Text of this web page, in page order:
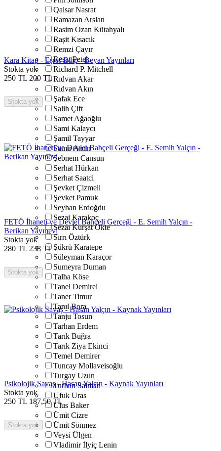
Qaisar Nasrat
Ramazan Arslan
Rasim Ozan Kütahyalı
Raşit Kısacık
Remzi Çayır
Reşat Petek
Richard P. Mitchell
Rıdvan Akar
Rıdvan Akın
Şafak Ece
Salih Çift
Samet Ağaoğlu
Sami Kalaycı
Şamil Tayyar
Samir Amin
Şebnem Cansun
Serhat Hürkan
Serhat Saatci
Şevket Çizmeli
Şevket Pamuk
Seyhan Erdoğdu
Sezai Karakoç
Sezai Kürşat Ökte
Sırrı Öztürk
Şükrü Karatepe
Süleyman Karaçor
Sumeyra Duman
Talha Köse
Tanel Demirel
Taner Timur
Tanıl Bora
Tanju Tosun
Tarhan Erdem
Tarık Buğra
Tarık Ziya Ekinci
Temel Demirer
Tuncay Mollaveisoğlu
Turgay Uzun
Turhan Salman
Ufuk Uras
Ulus Baker
Ümit Cizre
Ümit Sönmez
Veysi Ülgen
Vladimir İlyiç Lenin
Kara Kitap - Eşref Edip - Beyan Yayınları
Stokta yok
250 TL 200 TL
Stokta yok
FETÖ İhaneti ve Devlet Bahçeli Gerçeği - E. Semih Yalçın -
Berikan Yayınevi
Stokta yok
280 TL 238 TL
Stokta yok
Psikolojik Savaş - Hasan Yalçın - Kaynak Yayınları
Stokta yok
250 TL 187,50 TL
Stokta yok